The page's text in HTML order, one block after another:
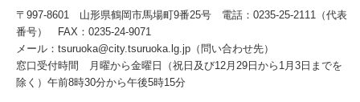
〒997-8601 山形県鶴岡市馬場町9番25号 電話：0235-25-2111（代表
番号） FAX：0235-24-9071
メール：tsuruoka@city.tsuruoka.lg.jp（問い合わせ先）
窓口受付時間 月曜から金曜日（祝日及び12月29日から1月3日までを
除く）午前8時30分から午後5時15分